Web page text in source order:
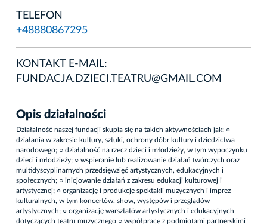
TELEFON
+48880867295
KONTAKT E-MAIL:
FUNDACJA.DZIECI.TEATRU@GMAIL.COM
Opis działalności
Działalność naszej fundacji skupia się na takich aktywnościach jak: ○
działania w zakresie kultury, sztuki, ochrony dóbr kultury i dziedzictwa
narodowego; ○ działalność na rzecz dzieci i młodzieży, w tym wypoczynku
dzieci i młodzieży; ○ wspieranie lub realizowanie działań twórczych oraz
multidyscyplinarnych przedsięwzięć artystycznych, edukacyjnych i
społecznych; ○ inicjowanie działań z zakresu edukacji kulturowej i
artystycznej; ○ organizację i produkcję spektakli muzycznych i imprez
kulturalnych, w tym koncertów, show, występów i przeglądów
artystycznych; ○ organizację warsztatów artystycznych i edukacyjnych
dotyczących teatru muzycznego ○ współpracę z podmiotami partnerskimi